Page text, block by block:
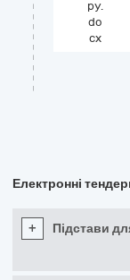
ру.
do
cx
Електронні
+ Підстави